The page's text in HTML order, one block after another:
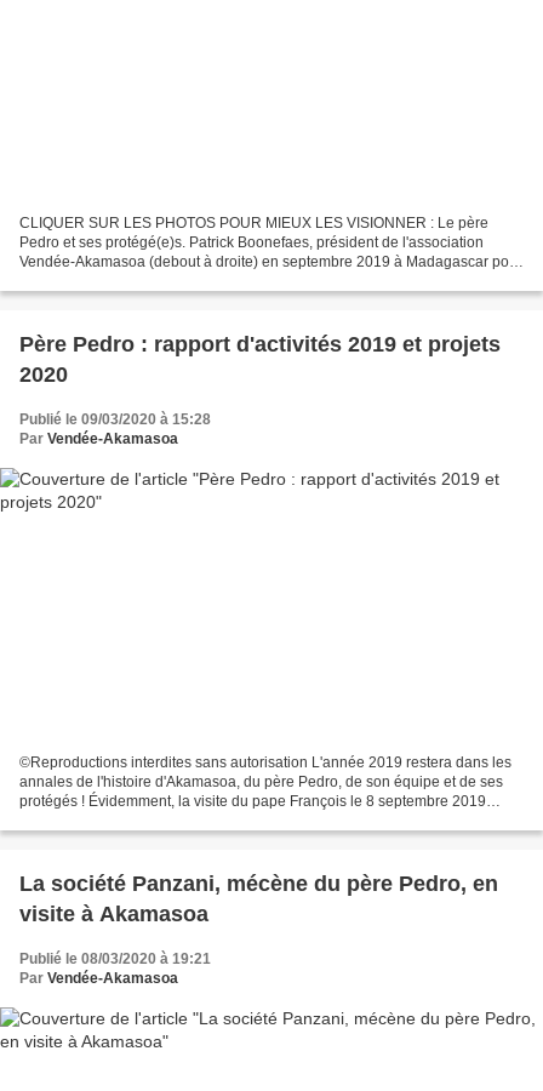
CLIQUER SUR LES PHOTOS POUR MIEUX LES VISIONNER : Le père
Pedro et ses protégé(e)s. Patrick Boonefaes, président de l'association
Vendée-Akamasoa (debout à droite) en septembre 2019 à Madagascar pour
Père Pedro : rapport d'activités 2019 et projets
2020
Publié le 09/03/2020 à 15:28
Par Vendée-Akamasoa
©Reproductions interdites sans autorisation L'année 2019 restera dans les
annales de l'histoire d'Akamasoa, du père Pedro, de son équipe et de ses
protégés ! Évidemment, la visite du pape François le 8 septembre 2019
La société Panzani, mécène du père Pedro, en
visite à Akamasoa
Publié le 08/03/2020 à 19:21
Par Vendée-Akamasoa